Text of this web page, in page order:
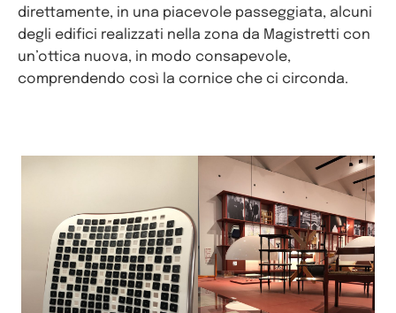
direttamente, in una piacevole passeggiata, alcuni
degli edifici realizzati nella zona da Magistretti con
un’ottica nuova, in modo consapevole,
comprendendo così la cornice che ci circonda.